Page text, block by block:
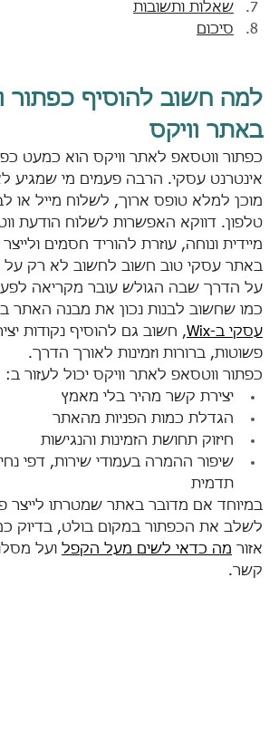
שאלות ותשובות
סיכום
למה חשוב להוסיף כפתור
באתר וויקס
כפתור ווטסאפ לאתר וויקס הוא כמעט
אינטרנט עסקי. הרבה פעמים מי שמגיע
מוכן למלא טופס ארוך, לשלוח מייל או
טלפון. דווקא האפשרות לשלוח הודעת
מיידית ונוחה, עוזרת להוריד חסמים ולייצר
באתר עסקי טוב חשוב לחשוב לא רק על
על הדרך שבה הגולש עובר מקריאה
כמו שחשוב לבנות נכון את מבנה האתר
עסקי ב-Wix
, חשוב גם להוסיף נקודות
פשוטות, ברורות וזמינות לאורך הדרך.
כפתור ווטסאפ לאתר וויקס יכול לעזור ב:
יצירת קשר מהיר בלי מאמץ
הגדלת כמות הפניות מהאתר
חיזוק תחושת הזמינות והנגישות
שיפור ההמרה בעמודי שירות, דפי
תדמית
במיוחד אם מדובר באתר שמטרתו לייצר
לשלב את הכפתור במקום בולט, בדיוק
אזור מה כדאי לשים מעל הקפל ועל
קשר.